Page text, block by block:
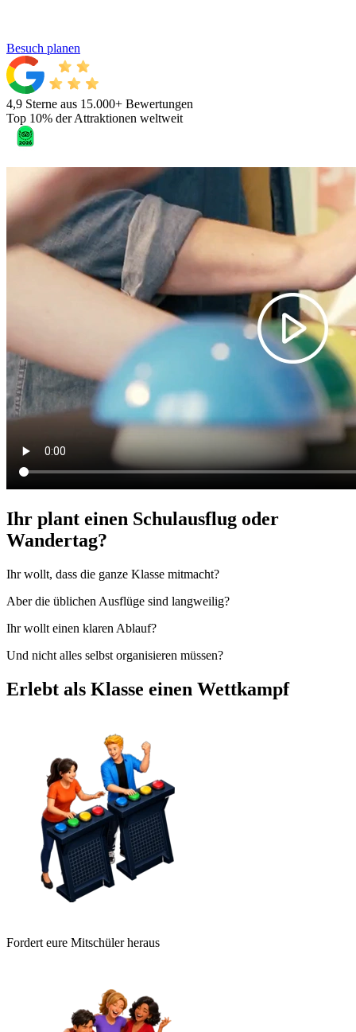
Besuch planen
4,9 Sterne aus 15.000+ Bewertungen
Top 10% der Attraktionen weltweit
Ihr plant einen Schulausflug oder
Wandertag?
Ihr wollt, dass die ganze Klasse mitmacht?
Aber die üblichen Ausflüge sind langweilig?
Ihr wollt einen klaren Ablauf?
Und nicht alles selbst organisieren müssen?
Erlebt als Klasse einen Wettkampf
Fordert eure Mitschüler heraus